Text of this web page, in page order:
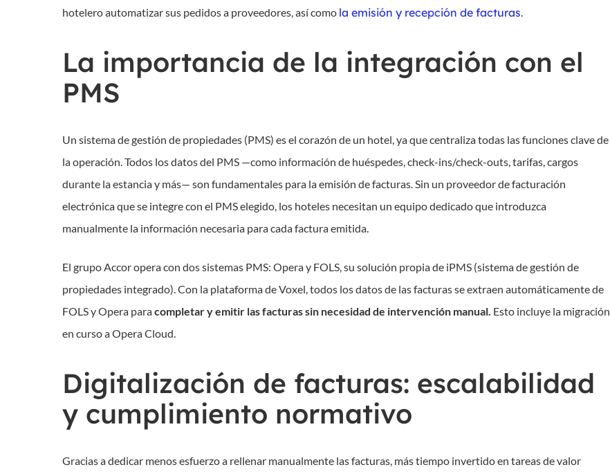
hotelero automatizar sus pedidos a proveedores, así como la emisión y recepción de facturas.
La importancia de la integración con el
PMS
Un sistema de gestión de propiedades (PMS) es el corazón de un hotel, ya que centraliza todas las funciones clave de
la operación. Todos los datos del PMS —como información de huéspedes, check-ins/check-outs, tarifas, cargos
durante la estancia y más— son fundamentales para la emisión de facturas.Sin un proveedor de facturación
electrónica que se integre con el PMS elegido, los hoteles necesitan un equipo dedicado que introduzca
manualmente la información necesaria para cada factura emitida.
El grupo Accor opera con dos sistemas PMS: Opera y FOLS, su solución propia de iPMS (sistema de gestión de
propiedades integrado). Con la plataforma de Voxel, todos los datos de las facturas se extraen automáticamente de
FOLS y Opera paracompletar y emitir las facturas sin necesidad de intervención manual. Esto incluye la migración
en curso a Opera Cloud.
Digitalización de facturas: escalabilidad
y cumplimiento normativo
Gracias a dedicar menos esfuerzo a rellenar manualmente las facturas, más tiempo invertido en tareas de valor